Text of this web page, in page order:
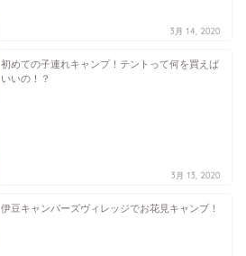
3月 14, 2020
初めての子連れキャンプ！テントって何を買えば
いいの！？
3月 13, 2020
伊豆キャンパーズヴィレッジでお花見キャンプ！